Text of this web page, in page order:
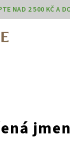
NAD 2 500 KČ A